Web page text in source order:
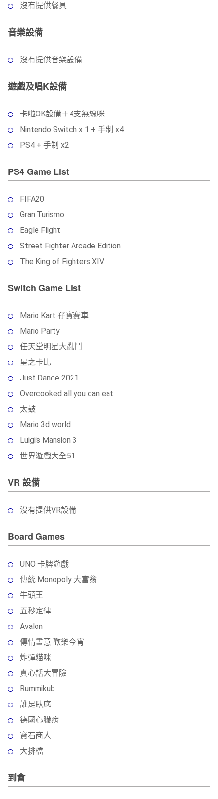
沒有提供餐具
音樂設備
沒有提供音樂設備
遊戲及唱K設備
卡啦OK設備＋4支無線咪
Nintendo Switch x 1 + 手制 x4
PS4 + 手制 x2
PS4 Game List
FIFA20
Gran Turismo
Eagle Flight
Street Fighter Arcade Edition
The King of Fighters XIV
Switch Game List
Mario Kart 孖寶賽車
Mario Party
任天堂明星大亂鬥
星之卡比
Just Dance 2021
Overcooked all you can eat
太鼓
Mario 3d world
Luigi's Mansion 3
世界遊戲大全51
VR 設備
沒有提供VR設備
Board Games
UNO 卡牌遊戲
傳統 Monopoly 大富翁
牛頭王
五秒定律
Avalon
傳情畫意 歡樂今宵
炸彈貓咪
真心話大冒險
Rummikub
誰是臥底
德國心臟病
寶石商人
大排檔
到會